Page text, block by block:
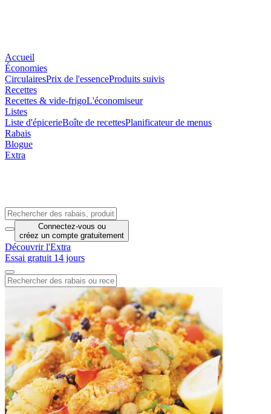
Accueil
Économies
CirculairesPrix de l'essenceProduits suivis
Recettes
Recettes & vide-frigoL'économiseur
Listes
Liste d'épicerieBoîte de recettesPlanificateur de menus
Rabais
Blogue
Extra
Connectez-vous ou
créez un compte gratuitement
Découvrir l'Extra
Essai gratuit 14 jours